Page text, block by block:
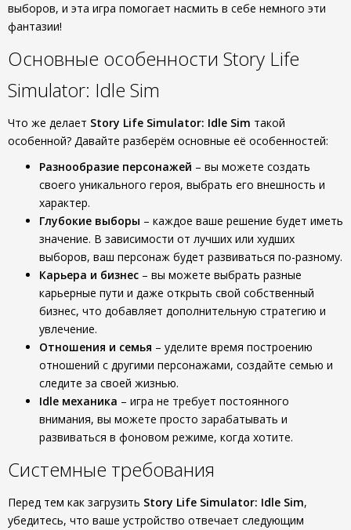
выборов, и эта игра помогает насмить в себе немного эти
фантазии!
Основные особенности Story Life
Simulator: Idle Sim
Что же делает Story Life Simulator: Idle Sim такой
особенной? Давайте разберём основные её особенностей:
Разнообразие персонажей – вы можете создать
своего уникального героя, выбрать его внешность и
характер.
Глубокие выборы – каждое ваше решение будет иметь
значение. В зависимости от лучших или худших
выборов, ваш персонаж будет развиваться по-разному.
Карьера и бизнес – вы можете выбрать разные
карьерные пути и даже открыть свой собственный
бизнес, что добавляет дополнительную стратегию и
увлечение.
Отношения и семья – уделите время построению
отношений с другими персонажами, создайте семью и
следите за своей жизнью.
Idle механика – игра не требует постоянного
внимания, вы можете просто зарабатывать и
развиваться в фоновом режиме, когда хотите.
Системные требования
Перед тем как загрузить Story Life Simulator: Idle Sim,
убедитесь, что ваше устройство отвечает следующим